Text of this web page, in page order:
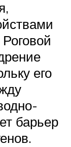
его
барьер